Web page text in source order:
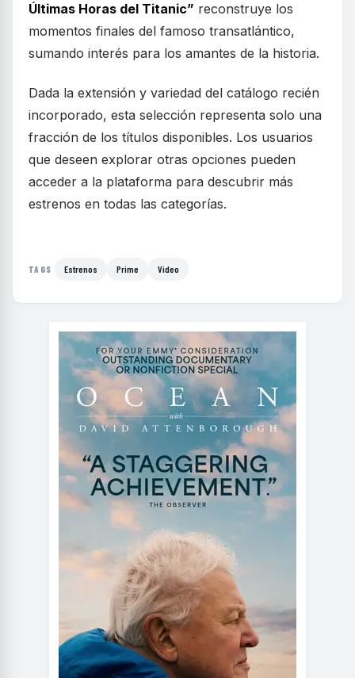
Últimas Horas del Titanic” reconstruye los
momentos finales del famoso transatlántico,
sumando interés para los amantes de la historia.
Dada la extensión y variedad del catálogo recién
incorporado, esta selección representa solo una
fracción de los títulos disponibles. Los usuarios
que deseen explorar otras opciones pueden
acceder a la plataforma para descubrir más
estrenos en todas las categorías.
TAGS Estrenos Prime Video